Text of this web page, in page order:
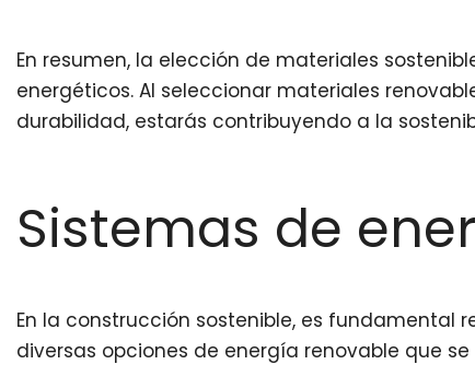
En resumen, la elección de materiales
energéticos. Al seleccionar materiales
durabilidad, estarás contribuyendo a la
Sistemas de
En la construcción sostenible, es fundamental
diversas opciones de energía renovable que